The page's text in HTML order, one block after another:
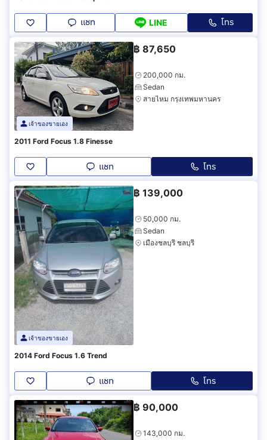
แชท LINE โทร
เจ้าของขายเอง
฿ 87,650
200,000 กม.
Sedan
สายไหม กรุงเทพมหานคร
2011 Ford Focus 1.8 Finesse
แชท โทร
เจ้าของขายเอง
฿ 139,000
50,000 กม.
Sedan
เมืองชลบุรี ชลบุรี
2014 Ford Focus 1.6 Trend
แชท โทร
฿ 90,000
143,000 กม.